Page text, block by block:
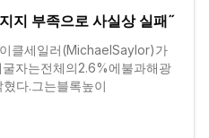
지 부족으로 사실상 실패˝
클세일러(MichaelSaylor)가
자는전체의2.6%에불과해광
다.그는블록높이